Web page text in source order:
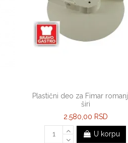
Plastični deo za Fimar
širi
2.580,00 RSD
U korpu